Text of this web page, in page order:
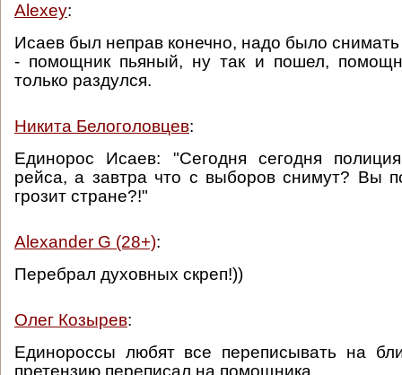
Alexey:
Исаев был неправ конечно, надо было снимать
- помощник пьяный, ну так и пошел,
только раздулся.
Никита Белоголовцев:
Единорос Исаев: "Сегодня сегодня
рейса, а завтра что с выборов снимут? Вы
грозит стране?!"
Alexander G (28+):
Перебрал духовных скреп!))
Олег Козырев:
Единороссы любят все переписывать на
претензию переписал на помощника